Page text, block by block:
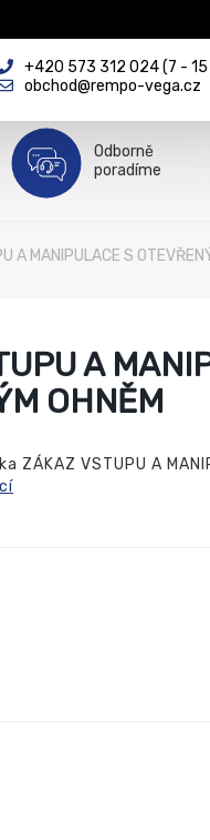
+420 573 312 024 (7 - 15
obchod@rempo-vega.cz
Odborně
poradíme
A MANIPULACE S
A
OHNĚM
VSTUPU A